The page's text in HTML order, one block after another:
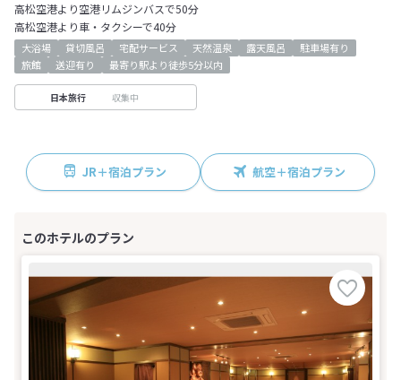
高松空港より空港リムジンバスで50分
高松空港より車・タクシーで40分
大浴場 貸切風呂 宅配サービス 天然温泉 露天風呂
駐車場有り
旅館
送迎有り 最寄り駅より徒歩5分以内
日本旅行 収集中
JR＋宿泊プラン 航空＋宿泊プラン